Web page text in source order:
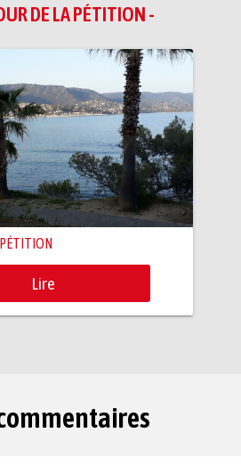
DE LA PÉTITION -
Lire